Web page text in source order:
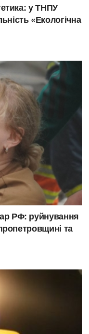
у ТНПУ
«Екологічна
РФ: руйнування
та